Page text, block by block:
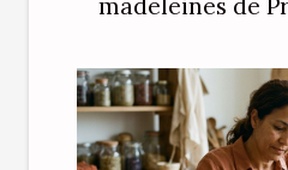
madeleines de